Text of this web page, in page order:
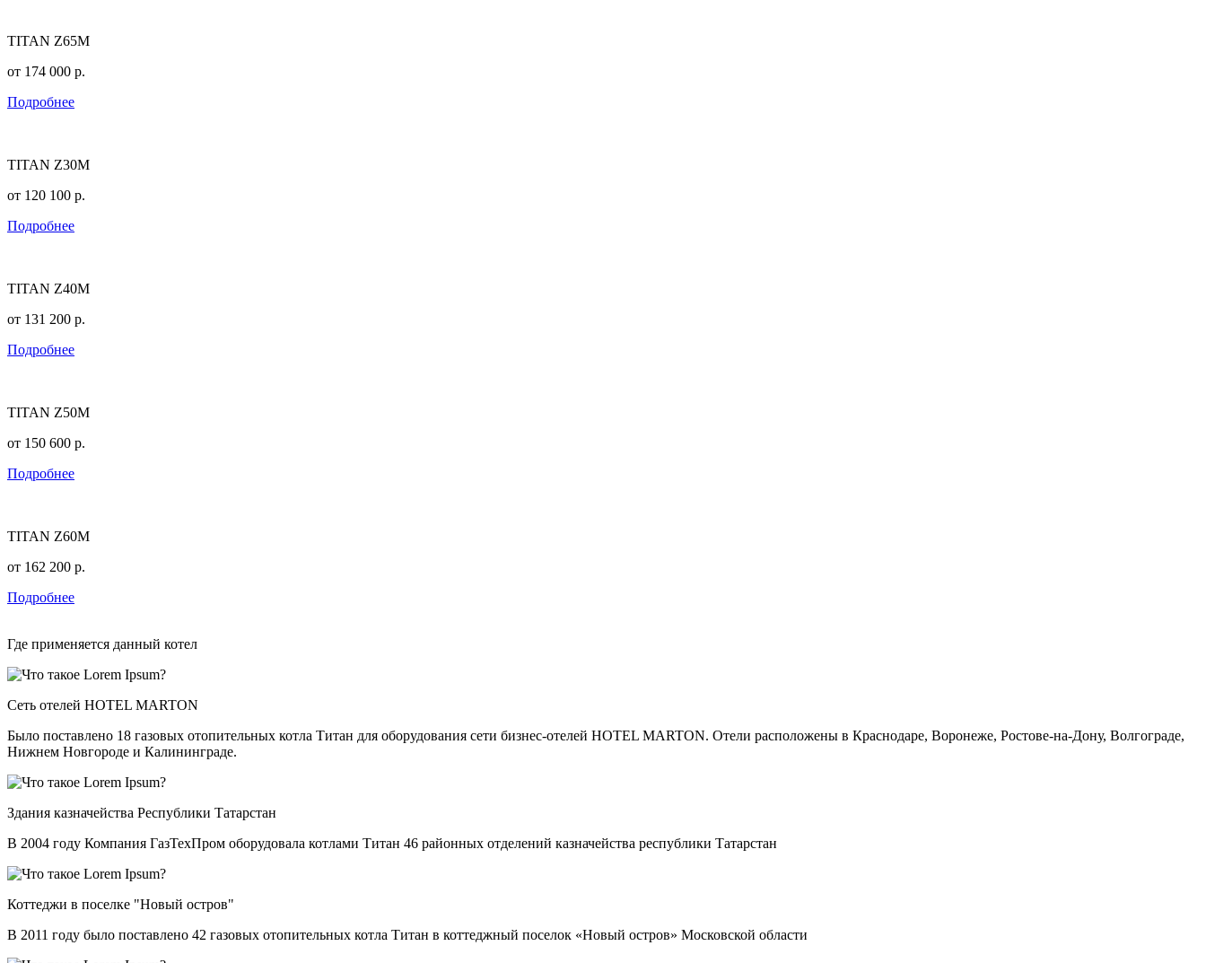
TITAN Z65M
от 174 000 р.
Подробнее
TITAN Z30M
от 120 100 р.
Подробнее
TITAN Z40M
от 131 200 р.
Подробнее
TITAN Z50M
от 150 600 р.
Подробнее
TITAN Z60M
от 162 200 р.
Подробнее
Где применяется данный котел
Сеть отелей HOTEL MARTON
Было поставлено 18 газовых отопительных котла Титан для оборудования сети бизнес-отелей HOTEL MARTON. Отели расположены в Краснодаре, Воронеже, Ростове-на-Дону, Волгограде,
Нижнем Новгороде и Калининграде.
Здания казначейства Республики Татарстан
В 2004 году Компания ГазТехПром оборудовала котлами Титан 46 районных отделений казначейства республики Татарстан
Коттеджи в поселке "Новый остров"
В 2011 году было поставлено 42 газовых отопительных котла Титан в коттеджный поселок «Новый остров» Московской области